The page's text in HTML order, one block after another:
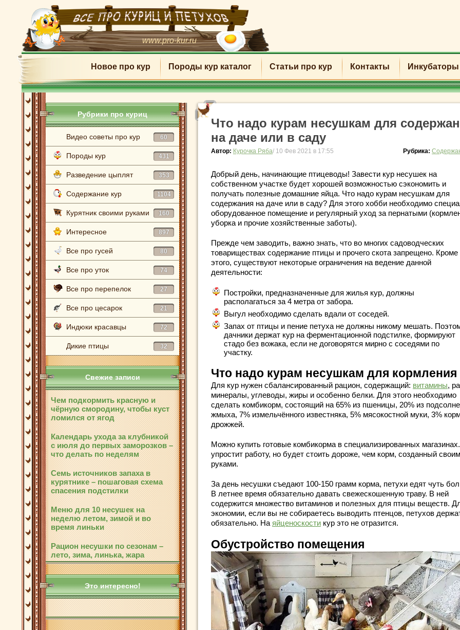
www.pro-kur.ru
Новое про кур Породы кур каталог Статьи про кур Контакты Инкубаторы
Рубрики про куриц
Видео советы про кур 60
Породы кур 431
Разведение цыплят 353
Содержание кур 1104
Курятник своими руками 160
Интересное 897
Все про гусей 80
Все про уток 74
Все про перепелок 27
Все про цесарок 21
Индюки красавцы 72
Дикие птицы 32
Свежие записи
Чем подкормить красную и
чёрную смородину, чтобы куст
ломился от ягод
Календарь ухода за клубникой
с июля до первых заморозков –
что делать по неделям
Семь источников запаха в
курятнике – пошаговая схема
спасения подстилки
Меню для 10 несушек на
неделю летом, зимой и во
время линьки
Рацион несушки по сезонам –
лето, зима, линька, жара
Это интересно!
Что надо курам несушкам для
на даче или в саду
Автор: Курочка Ряба/ 10 Фев 2021 в 17:55 Рубрика:
Добрый день, начинающие птицеводы! Завести кур несушек на
собственном участке будет хорошей возможностью сэкономить и
получать полезные домашние яйца. Что надо курам несушкам для
содержания на даче или в саду? Для этого хобби необходимо
оборудованное помещение и регулярный уход за пернатыми
уборка и прочие хозяйственные заботы).
Прежде чем заводить, важно знать, что во многих садоводческих
товариществах содержание птицы и прочего скота запрещено. Кроме
этого, существуют некоторые ограничения на ведение данной
деятельности:
Постройки, предназначенные для жилья кур, должны
располагаться за 4 метра от забора.
Выгул необходимо сделать вдали от соседей.
Запах от птицы и пение петуха не должны никому мешать.
дачники держат кур на ферментационной подстилке, формируют
стадо без вожака, если не договорятся мирно с соседями по
участку.
Что надо курам несушкам для кормления
Для кур нужен сбалансированный рацион, содержащий: витамины,
минералы, углеводы, жиры и особенно белки. Для этого необходимо
сделать комбикорм, состоящий на 65% из пшеницы, 20% из
жмыха, 7% измельчённого известняка, 5% мясокостной муки, 3%
дрожжей.
Можно купить готовые комбикорма в специализированных
упростит работу, но будет стоить дороже, чем корм, созданный
руками.
За день несушки съедают 100-150 грамм корма, петухи едят чуть
В летнее время обязательно давать свежескошенную траву. В ней
содержится множество витаминов и полезных для птицы веществ.
экономии, если вы не собираетесь выводить птенцов, петухов
обязательно. На яйценоскости кур это не отразится.
Обустройство помещения